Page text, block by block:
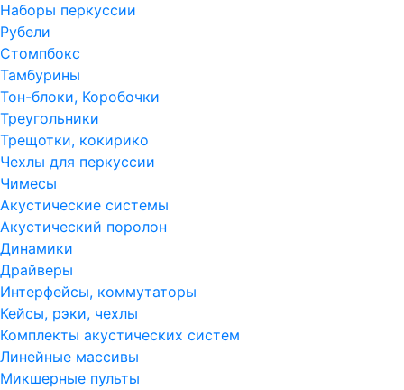
Наборы перкуссии
Рубели
Стомпбокс
Тамбурины
Тон-блоки, Коробочки
Треугольники
Трещотки, кокирико
Чехлы для перкуссии
Чимесы
Акустические системы
Акустический поролон
Динамики
Драйверы
Интерфейсы, коммутаторы
Кейсы, рэки, чехлы
Комплекты акустических систем
Линейные массивы
Микшерные пульты